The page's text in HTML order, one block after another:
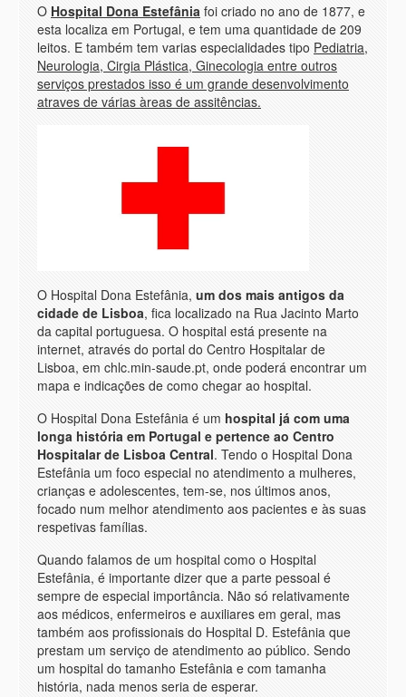
O Hospital Dona Estefânia foi criado no ano de 1877, e
esta localiza em Portugal, e tem uma quantidade de 209
leitos. E também tem varias especialidades tipo Pediatria,
Neurologia, Cirgia Plástica, Ginecologia entre outros
serviços prestados isso é um grande desenvolvimento
atraves de várias àreas de assitências.
O Hospital Dona Estefânia, um dos mais antigos da
cidade de Lisboa, fica localizado na Rua Jacinto Marto
da capital portuguesa. O hospital está presente na
internet, através do portal do Centro Hospitalar de
Lisboa, em chlc.min-saude.pt, onde poderá encontrar um
mapa e indicações de como chegar ao hospital.
O Hospital Dona Estefânia é um hospital já com uma
longa história em Portugal e pertence ao Centro
Hospitalar de Lisboa Central. Tendo o Hospital Dona
Estefânia um foco especial no atendimento a mulheres,
crianças e adolescentes, tem-se, nos últimos anos,
focado num melhor atendimento aos pacientes e às suas
respetivas famílias.
Quando falamos de um hospital como o Hospital
Estefânia, é importante dizer que a parte pessoal é
sempre de especial importância. Não só relativamente
aos médicos, enfermeiros e auxiliares em geral, mas
também aos profissionais do Hospital D. Estefânia que
prestam um serviço de atendimento ao público. Sendo
um hospital do tamanho Estefânia e com tamanha
história, nada menos seria de esperar.